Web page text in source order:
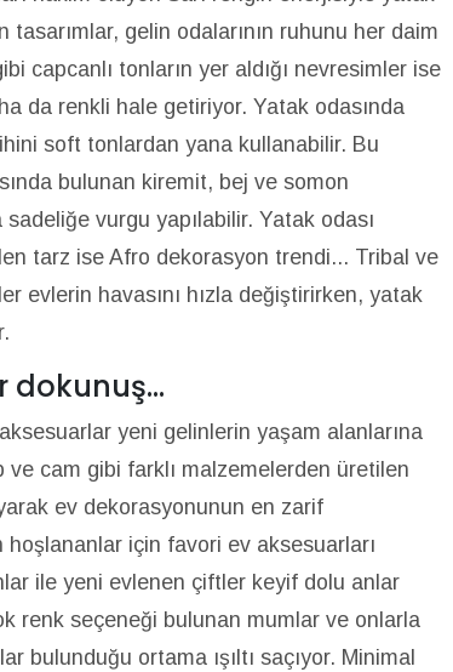
gelin odalarının ruhunu her daim
capcanlı tonların yer aldığı nevresimler ise
da renkli hale getiriyor. Yatak odasında
soft tonlardan yana kullanabilir. Bu
bulunan kiremit, bej ve somon
vurgu yapılabilir. Yatak odası
tarz ise Afro dekorasyon trendi... Tribal ve
evlerin havasını hızla değiştirirken, yatak
dokunuş...
yeni gelinlerin yaşam alanlarına
ve cam gibi farklı malzemelerden üretilen
ev dekorasyonunun en zarif
hoşlananlar için favori ev aksesuarları
ile yeni evlenen çiftler keyif dolu anlar
renk seçeneği bulunan mumlar ve onlarla
bulunduğu ortama ışıltı saçıyor. Minimal